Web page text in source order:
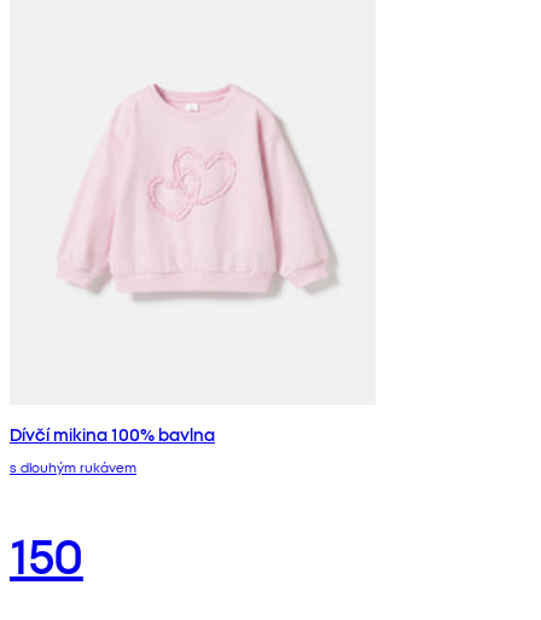
Dívčí mikina 100% bavlna
s dlouhým rukávem
150